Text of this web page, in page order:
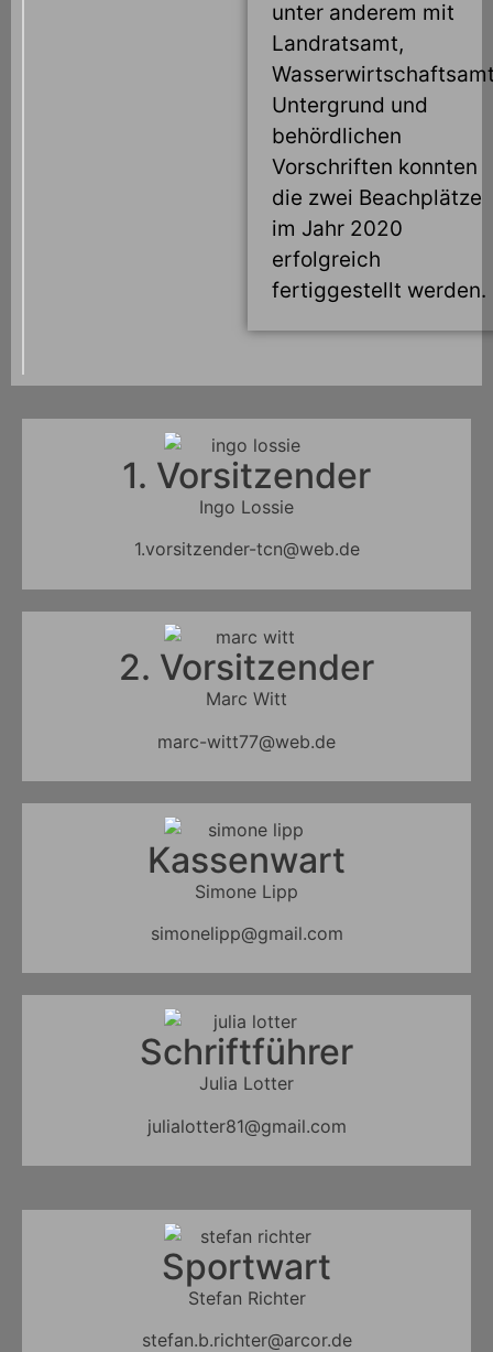
unter anderem mit
Landratsamt,
Untergrund und
behördlichen
Vorschriften konnten
die zwei Beachplätze
im Jahr 2020
erfolgreich
fertiggestellt werden.
1. Vorsitzender
Ingo Lossie
1.vorsitzender-tcn@web.de
2. Vorsitzender
Marc Witt
marc-witt77@web.de
Kassenwart
Simone Lipp
simonelipp@gmail.com
Schriftführer
Julia Lotter
julialotter81@gmail.com
Sportwart
Stefan Richter
stefan.b.richter@arcor.de